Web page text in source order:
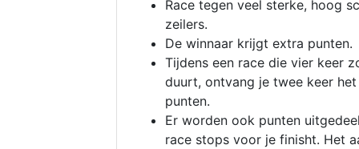
Race tegen veel sterke, hoog
zeilers.
De winnaar krijgt extra punten.
Tijdens een race die vier keer
duurt, ontvang je twee keer
punten.
Er worden ook punten
race stops voor je finisht. Het